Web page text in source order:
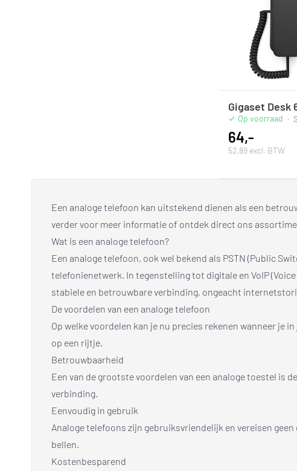
Gigaset Desk
Op voorraad ·
64,-
52,89 excl. BTW
Een analoge telefoon kan uitstekend dienen als een
verder voor meer informatie of ontdek direct ons
Wat is een analoge telefoon?
Een analoge telefoon, ook wel bekend als PSTN (Public
telefonienetwerk. In tegenstelling tot digitale en VoIP
stabiele en betrouwbare verbinding, ongeacht
De voordelen van een analoge telefoon
Op welke voordelen kan je nu precies rekenen wanneer je
op een rijtje.
Betrouwbaarheid
Een van de grootste voordelen van een analoge toestel is
verbinding.
Eenvoudig in gebruik
Analoge telefoons zijn gebruiksvriendelijk en vereisen
bellen.
Kostenbesparend